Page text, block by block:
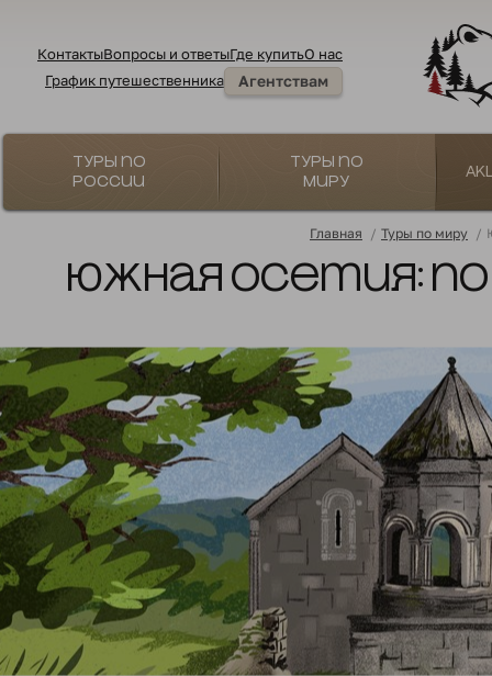
КонтактыВопросы и ответыГде купитьО нас
График путешественника
Агентствам
Туры по
России
Туры по
миру
Главная / Туры по миру /
Южная Осетия: